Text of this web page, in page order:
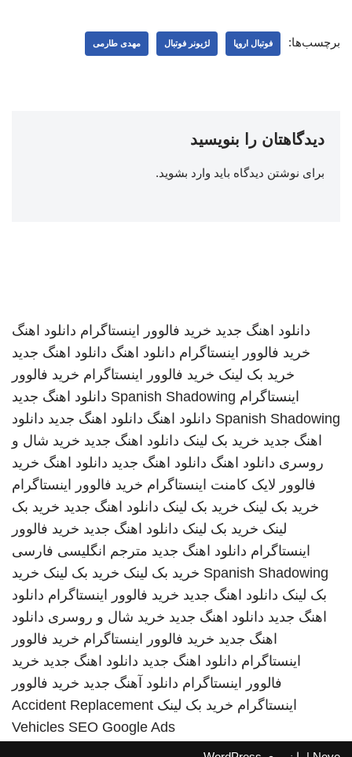
برچسب‌ها: فوتبال اروپا لژیونر فوتبال مهدی طارمی
دیدگاهتان را بنویسید
برای نوشتن دیدگاه باید وارد بشوید.
دانلود اهنگ جدید خرید فالوور اینستاگرام دانلود اهنگ
خرید فالوور اینستاگرام دانلود اهنگ دانلود اهنگ جدید
خرید بک لینک خرید فالوور اینستاگرام خرید فالوور
اینستاگرام Spanish Shadowing دانلود اهنگ جدید
Spanish Shadowing دانلود اهنگ دانلود اهنگ جدید دانلود
اهنگ جدید خرید بک لینک دانلود اهنگ جدید خرید شال و
روسری دانلود اهنگ دانلود اهنگ جدید دانلود اهنگ خرید
فالوور لایک کامنت اینستاگرام خرید فالوور اینستاگرام
خرید بک لینک خرید بک لینک دانلود اهنگ جدید خرید بک
لینک خرید بک لینک دانلود اهنگ جدید خرید فالوور
اینستاگرام دانلود اهنگ جدید مترجم انگلیسی فارسی
Spanish Shadowing خرید بک لینک خرید بک لینک خرید
بک لینک دانلود اهنگ جدید خرید فالوور اینستاگرام دانلود
اهنگ جدید دانلود اهنگ جدید خرید شال و روسری دانلود
اهنگ جدید خرید فالوور اینستاگرام خرید فالوور
اینستاگرام دانلود اهنگ جدید دانلود اهنگ جدید خرید
فالوور اینستاگرام دانلود آهنگ جدید خرید فالوور
اینستاگرام خرید بک لینک Accident Replacement
Vehicles SEO Google Ads